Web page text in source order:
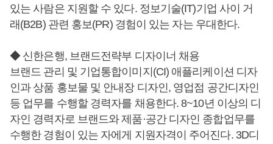
있는 사람은 지원할 수 있다. 정보기술(IT)기업 사이 거
래(B2B) 관련 홍보(PR) 경험이 있는 자는 우대한다.
◆ 신한은행, 브랜드전략부 디자이너 채용
브랜드 관리 및 기업통합이미지(CI) 애플리케이션 디자
인과 상품 홍보물 및 안내장 디자인, 영업점 공간디자인
등 업무를 수행할 경력자를 채용한다. 8~10년 이상의 디
자인 경력자로 브랜드와 제품·공간 디자인 종합업무를
수행한 경험이 있는 자에게 지원자격이 주어진다. 3D디